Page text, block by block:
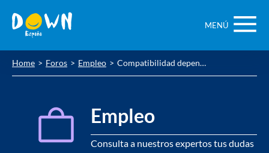
contenido
MENÚ
Home Foros Empleo Compatibilidad dependencia-trabajo autónomo
Empleo
Consulta a nuestros expertos tus dudas